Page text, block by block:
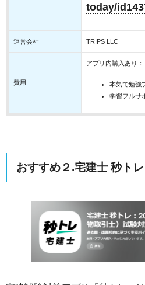
today/
運営会社 TRIPS LLC
費用
アプリ内購入あり：
本気で勉強
学習フルサ
おすすめ２.宅建士 秒トレ